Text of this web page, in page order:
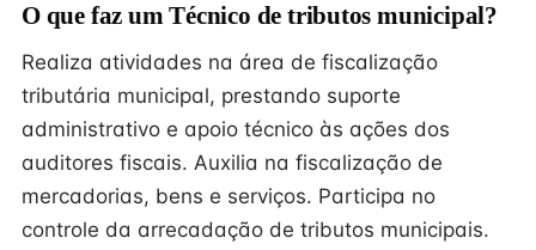
O que faz um Técnico de tributos municipal?
Realiza atividades na área de fiscalização
tributária municipal, prestando suporte
administrativo e apoio técnico às ações dos
auditores fiscais. Auxilia na fiscalização de
mercadorias, bens e serviços. Participa no
controle da arrecadação de tributos municipais.